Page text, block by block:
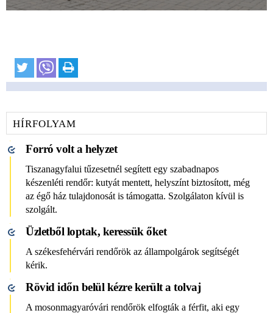
HÍRFOLYAM
​​​​​​​Forró volt a helyzet
Tiszanagyfalui tűzesetnél segített egy szabadnapos
készenléti rendőr: kutyát mentett, helyszínt biztosított, még
az égő ház tulajdonosát is támogatta. Szolgálaton kívül is
szolgált.
Üzletből loptak, keressük őket
A székesfehérvári rendőrök az állampolgárok segítségét
kérik.
Rövid időn belül kézre került a tolvaj
A mosonmagyaróvári rendőrök elfogták a férfit, aki egy